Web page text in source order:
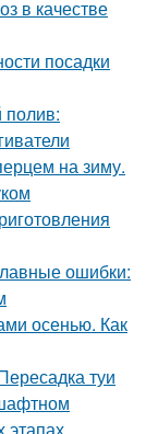
в качестве
посадки
на зиму.
ошибки:
осенью. Как
туи